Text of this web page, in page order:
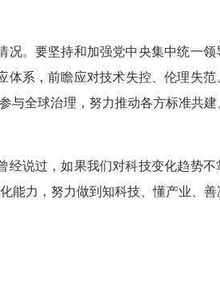
况。要坚持和加强党中央集中统一领
体系，前瞻应对技术失控、伦理失范
与全球治理，努力推动各方标准共建
经说过，如果我们对科技变化趋势不
能力，努力做到知科技、懂产业、善